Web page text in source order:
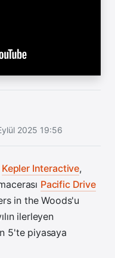
2025 19:56
Kepler Interactive,
Pacific Drive
in the Woods'u
ilerleyen
5'te piyasaya